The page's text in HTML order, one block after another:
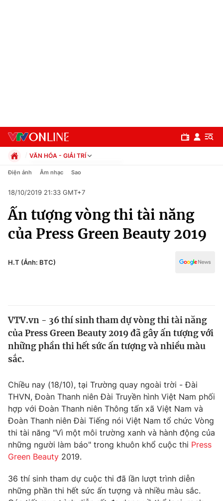
Chuyên mục
Chính trị
Xã hội
Thế giới
Tin tức
Thế giới đó đây
Câu chuyện quốc tế
Tài chính
Thị trường
Góc doanh nghiệp
Dữ liệu và đời sống
Truyền hình
Phim VTV
Nhân vật
Giải trí
Điện ảnh
Âm nhạc
Đời sống
VĂN HÓA - GIẢI TRÍ
Chính trị
Pháp luật
Kinh tế
Thể thao
Truyền hình
Y tế
Điện ảnh Âm nhạc Sao
18/10/2019 21:33 GMT+7
Ấn tượng vòng thi tài năng
của Press Green Beauty 2019
H.T (Ảnh: BTC)
VTV.vn - 36 thí sinh tham dự vòng thi tài năng
của Press Green Beauty 2019 đã gây ấn tượng với
những phần thi hết sức ấn tượng và nhiều màu
sắc.
Chiều nay (18/10), tại Trường quay ngoài trời - Đài
THVN, Đoàn Thanh niên Đài Truyền hình Việt Nam phối
hợp với Đoàn Thanh niên Thông tấn xã Việt Nam và
Đoàn Thanh niên Đài Tiếng nói Việt Nam tổ chức Vòng
thi tài năng "Vì một môi trường xanh và hành động của
những người làm báo" trong khuôn khổ cuộc thi Press
Green Beauty 2019.
36 thí sinh tham dự cuộc thi đã lần lượt trình diễn
những phần thi hết sức ấn tượng và nhiều màu sắc.